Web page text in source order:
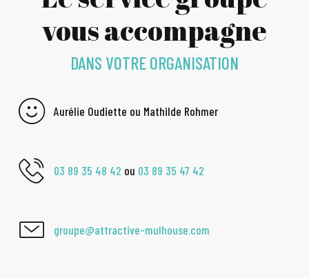
vous accompagne
DANS VOTRE ORGANISATION
Aurélie Oudiette ou Mathilde Rohmer
03 89 35 48 42 ou 03 89 35 47 42
groupe@attractive-mulhouse.com